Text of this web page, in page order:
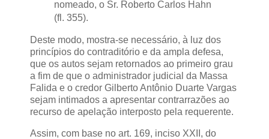
nomeado, o Sr. Roberto Carlos Hahn
(fl. 355).
Deste modo, mostra-se necessário, à luz dos
princípios do contraditório e da ampla defesa,
que os autos sejam retornados ao primeiro grau
a fim de que o administrador judicial da Massa
Falida e o credor Gilberto Antônio Duarte Vargas
sejam intimados a apresentar contrarrazões ao
recurso de apelação interposto pela requerente.
Assim, com base no art. 169, inciso XXII, do